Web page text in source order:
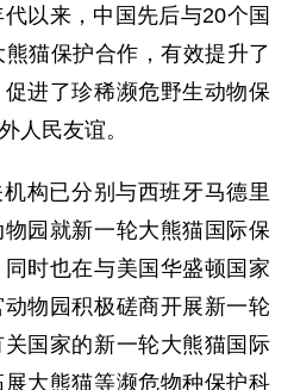
以来，中国先后与20个国
猫保护合作，有效提升了
进了珍稀濒危野生动物保
人民友谊。
构已分别与西班牙马德里
园就新一轮大熊猫国际保
时也在与美国华盛顿国家
物园积极磋商开展新一轮
国家的新一轮大熊猫国际
大熊猫等濒危物种保护科